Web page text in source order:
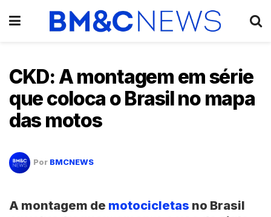
CKD: A montagem em série
que coloca o Brasil no mapa
das motos
Por BMCNEWS
A montagem de motocicletas no Brasil